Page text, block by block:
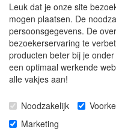
Achternaam
E-mail
Leuk dat je onze site
mogen plaatsen. De
persoonsgegevens. De
bezoekerservaring te
producten beter bij je
een optimaal werkende
alle vakjes aan!
Noodzakelijk
Marketing